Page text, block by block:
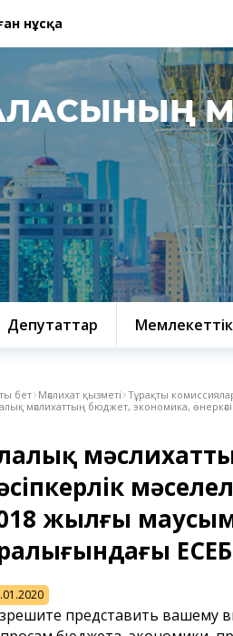
нұсқа
Депутаттар
бет Мәслихат қызметі Тұрақты
мәслихаттың бюджет, экономика,
жылғы
представить вашему